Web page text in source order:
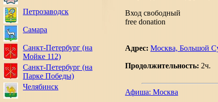
Петрозаводск
Самара
Санкт-Петербург (на
Мойке 112)
Санкт-Петербург (на
Парке Победы)
Челябинск
Вход свободный
free donation
Адрес: Москва, Большой
Продолжительность: 2ч.
Афиша: Москва